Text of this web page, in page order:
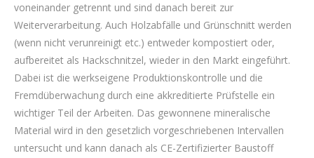
voneinander getrennt und sind danach bereit zur
Weiterverarbeitung. Auch Holzabfälle und Grünschnitt werden
(wenn nicht verunreinigt etc.) entweder kompostiert oder,
aufbereitet als Hackschnitzel, wieder in den Markt eingeführt.
Dabei ist die werkseigene Produktionskontrolle und die
Fremdüberwachung durch eine akkreditierte Prüfstelle ein
wichtiger Teil der Arbeiten. Das gewonnene mineralische
Material wird in den gesetzlich vorgeschriebenen Intervallen
untersucht und kann danach als CE-Zertifizierter Baustoff